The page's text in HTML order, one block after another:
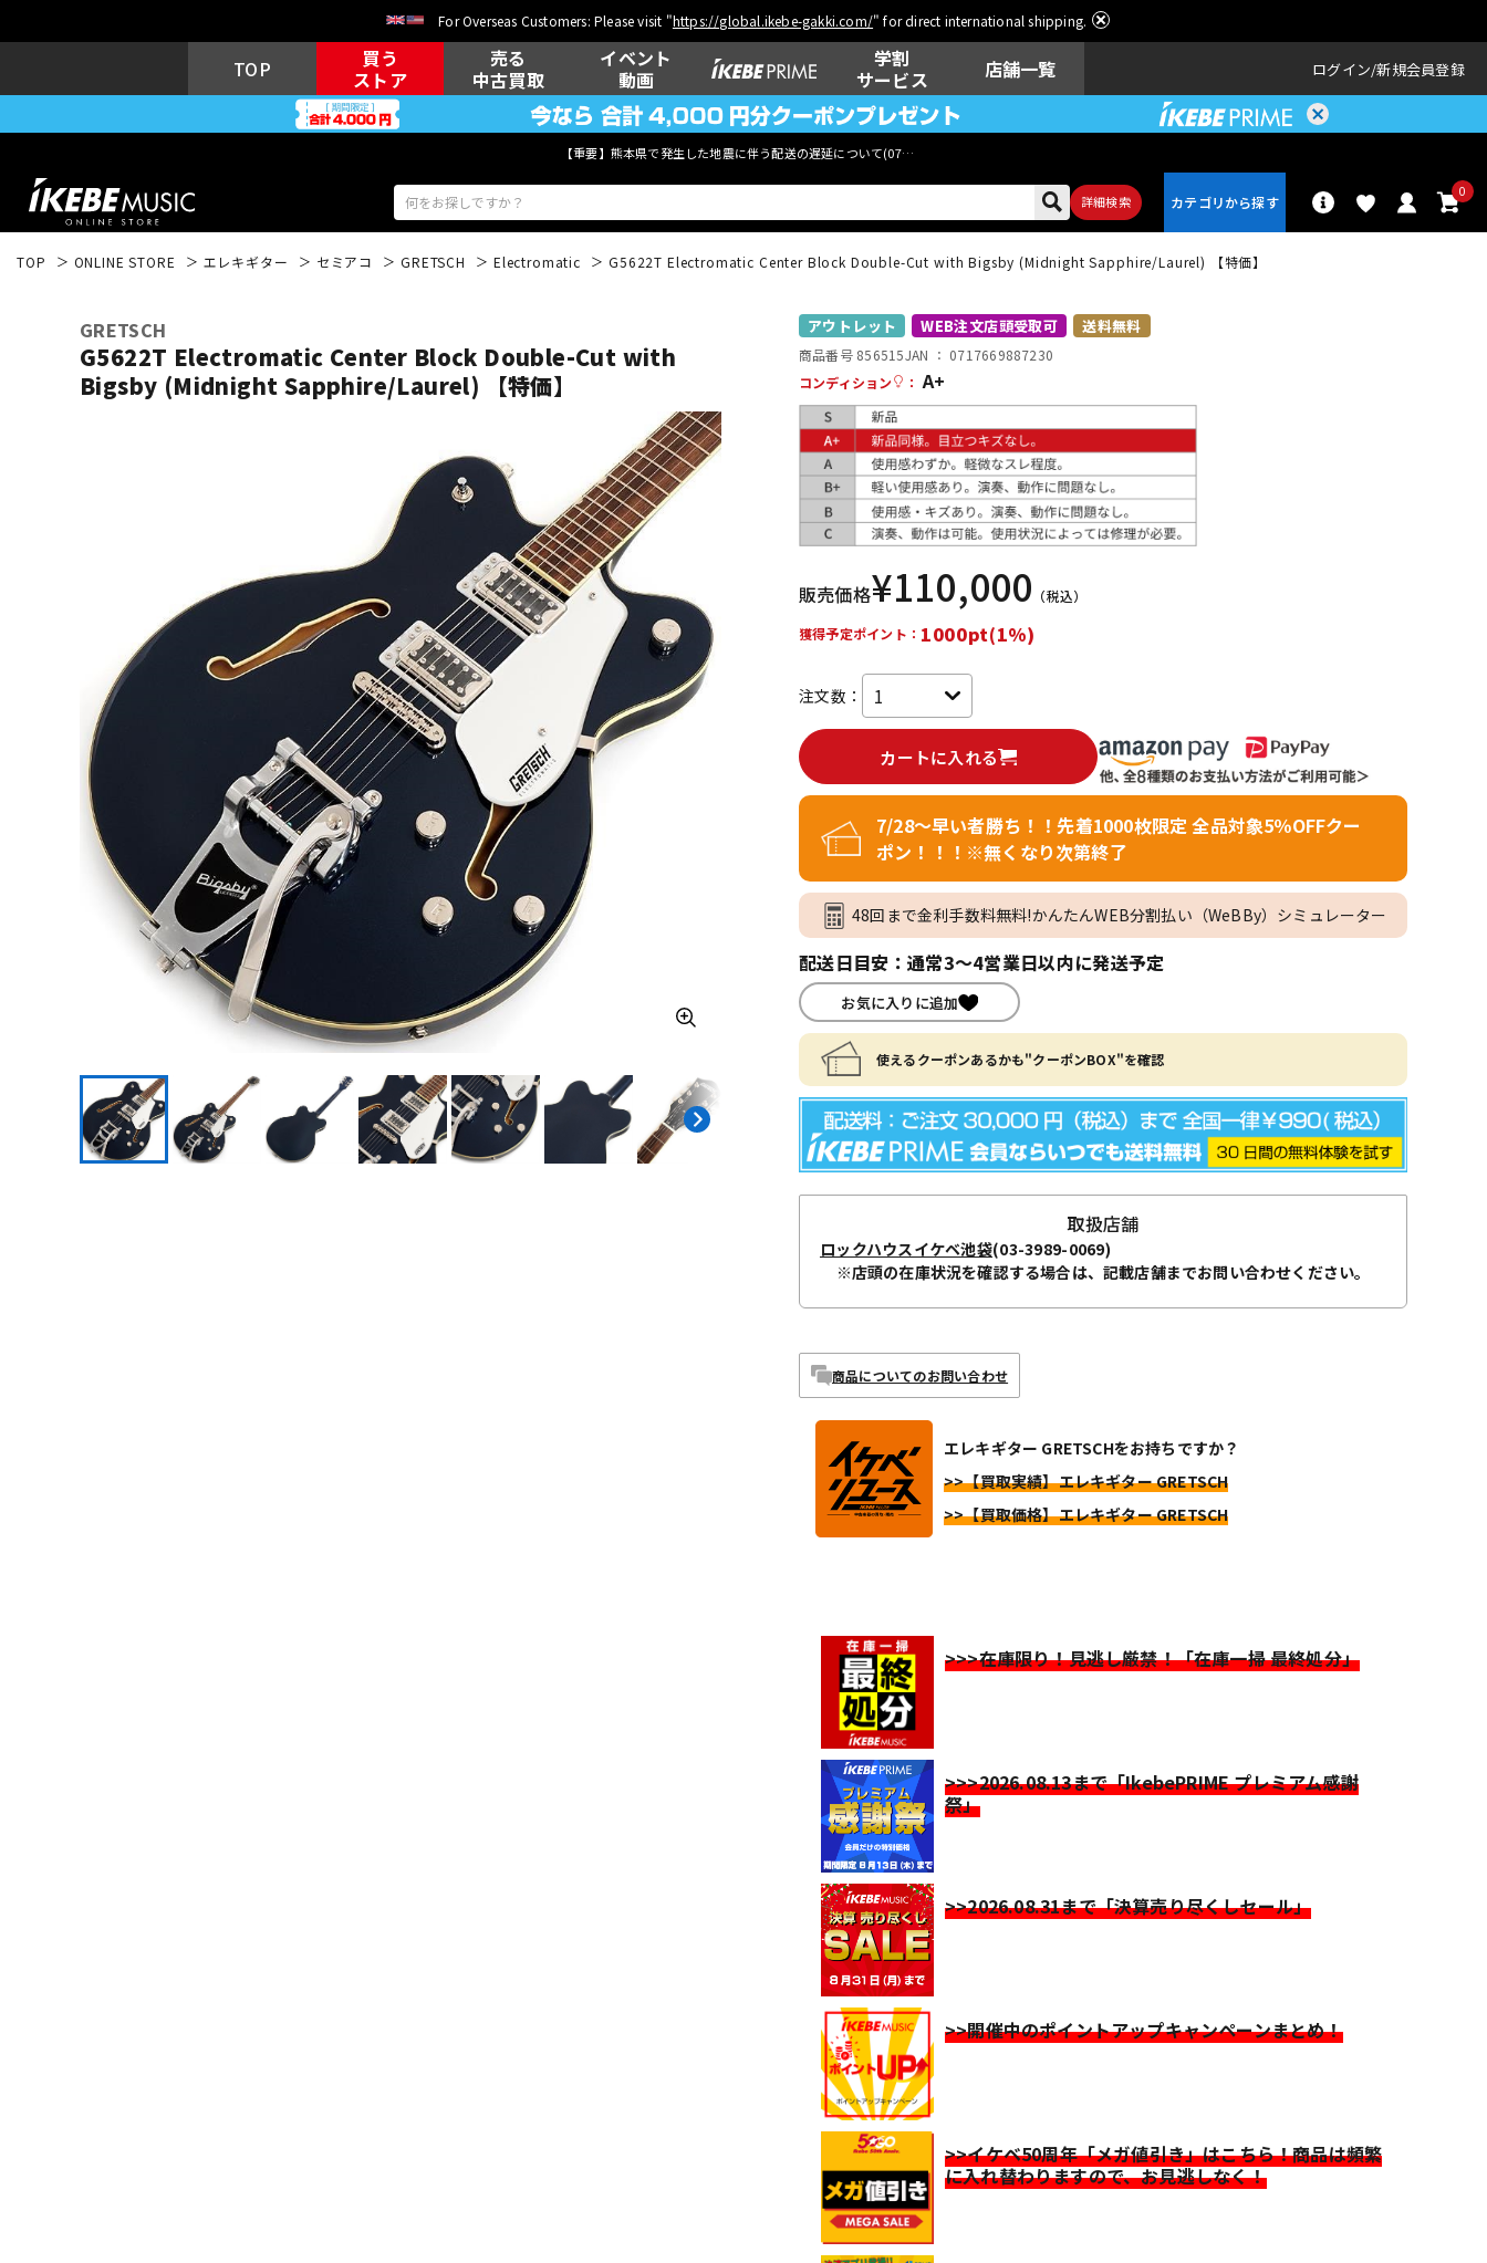
For Overseas Customers: Please visit "https://global.ikebe-gakki.com/" for direct international shipping.
TOP
買う
ストア
売る
中古買取
イベント
動画
学割
サービス
店舗一覧 ログイン 新規会員登録
【重要】熊本県で発生した地震に伴う配送の遅延について(07月29日
詳細検索
0
ウクレレ ドラム
その他楽器
DTM DTM オンラ
イン納品
レコーディン
グ機器
配信/ライブ
機器
中古 ヴィンテージ
TOP ONLINE STORE エレキギター セミアコ GRETSCH Electromatic G5622T Electromatic Center Block Double-Cut with Bigsby (Midnight Sapphire/Laurel) 【特価】
GRETSCH
G5622T Electromatic Center Block Double-Cut with
Bigsby (Midnight Sapphire/Laurel) 【特価】
アウトレット WEB注文店頭受取可 送料無料
商品番号 856515JAN ： 0717669887230
コンディション
： A+
販売価格¥110,000 （税込）
獲得予定ポイント： 1000pt(1%)
注文数：
カートに入れる
7/28～早い者勝ち！！先着1000枚限定 全品対象5％OFFクー
ポン！！！※無くなり次第終了
48回まで金利手数料無料!かんたんWEB分割払い（WeBBy）シミュレーター
配送日目安：通常3～4営業日以内に発送予定
お気に入りに追加
使えるクーポンあるかも"クーポンBOX"を確認
取扱店舗
ロックハウスイケベ池袋(03-3989-0069)
※店頭の在庫状況を確認する場合は、記載店舗までお問い合わせください。
商品についてのお問い合わせ
エレキギター GRETSCHをお持ちですか？
>>【買取実績】エレキギター GRETSCH
>>【買取価格】エレキギター GRETSCH
>>>在庫限り！見逃し厳禁！「在庫一掃 最終処分」
>>>2026.08.13まで「IkebePRIME プレミアム感謝
祭」
>>2026.08.31まで「決算売り尽くしセール」
>>開催中のポイントアップキャンペーンまとめ！
>>イケベ50周年「メガ値引き」はこちら！商品は頻繁
に入れ替わりますので、お見逃しなく！